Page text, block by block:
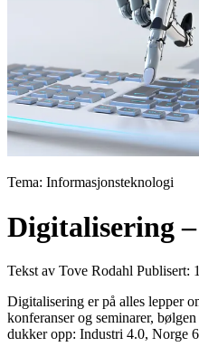
Tema: Informasjonsteknologi
Digitalisering –
Tekst av Tove Rodahl Publisert:
Digitalisering er på alles lepper
konferanser og seminarer,
dukker opp: Industri 4.0, Norge